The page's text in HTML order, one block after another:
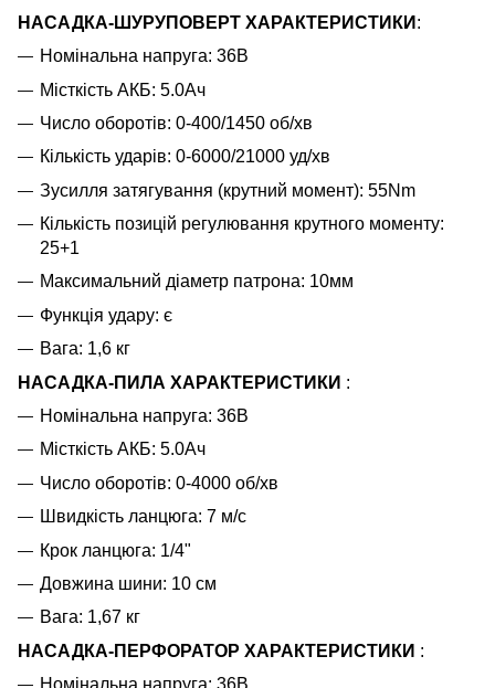
НАСАДКА-ШУРУПОВЕРТ ХАРАКТЕРИСТИКИ :
Номінальна напруга: 36В
Місткість АКБ: 5.0Ач
Число оборотів: 0-400/1450 об/хв
Кількість ударів: 0-6000/21000 уд/хв
Зусилля затягування (крутний момент): 55Nm
Кількість позицій регулювання крутного моменту:
25+1
Максимальний діаметр патрона: 10мм
Функція удару: є
Вага: 1,6 кг
НАСАДКА-ПИЛА ХАРАКТЕРИСТИКИ :
Номінальна напруга: 36В
Місткість АКБ: 5.0Ач
Число оборотів: 0-4000 об/хв
Швидкість ланцюга: 7 м/с
Крок ланцюга: 1/4"
Довжина шини: 10 см
Вага: 1,67 кг
НАСАДКА-ПЕРФОРАТОР ХАРАКТЕРИСТИКИ :